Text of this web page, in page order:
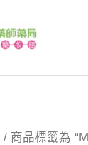
/ 商品標籤為